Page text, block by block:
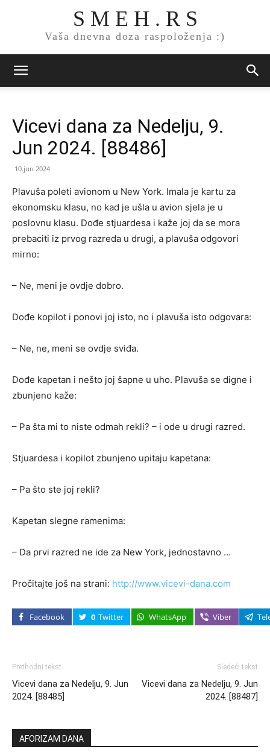
S M E H . R S
Vaša dnevna doza raspoloženja :)
Vicevi dana za Nedelju, 9.
Jun 2024. [88486]
10.jun 2024
Plavuša poleti avionom u New York. Imala je kartu za
ekonomsku klasu, no kad je ušla u avion sjela je u
poslovnu klasu. Dođe stjuardesa i kaže joj da se mora
prebaciti iz prvog razreda u drugi, a plavuša odgovori
mirno:
– Ne, meni je ovdje dobro.
Dođe kopilot i ponovi joj isto, no i plavuša isto odgovara:
– Ne, ne, meni se ovdje sviđa.
Dođe kapetan i nešto joj šapne u uho. Plavuša se digne i
zbunjeno kaže:
– Pa šta mi to niste odmah rekli? – i ode u drugi razred.
Stjuardesa i kopilot zbunjeno upitaju kapetana:
– Pa što ste joj rekli?
Kapetan slegne ramenima:
– Da prvi razred ne ide za New York, jednostavno …
Pročitajte još na strani: http://www.vicevi-dana.com
Facebook 0 Twitter WhatsApp Viber
Prethodni tekst
Vicevi dana za Nedelju, 9. Jun
2024. [88485]
Sledeći tekst
Vicevi dana za Nedelju, 9. Jun
2024. [88487]
AFORIZAM DANA